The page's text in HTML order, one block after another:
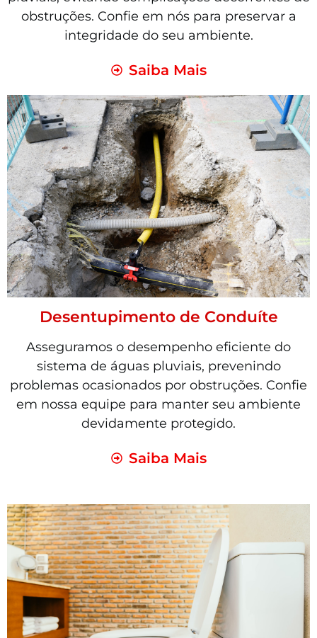
obstruções. Confie em nós para preservar a
integridade do seu ambiente.
Saiba Mais
Desentupimento de Conduíte
Asseguramos o desempenho eficiente do
sistema de águas pluviais, prevenindo
problemas ocasionados por obstruções. Confie
em nossa equipe para manter seu ambiente
devidamente protegido.
Saiba Mais